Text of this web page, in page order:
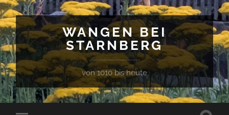
WANGEN BEI
STARNBERG
von 1010 bis heute